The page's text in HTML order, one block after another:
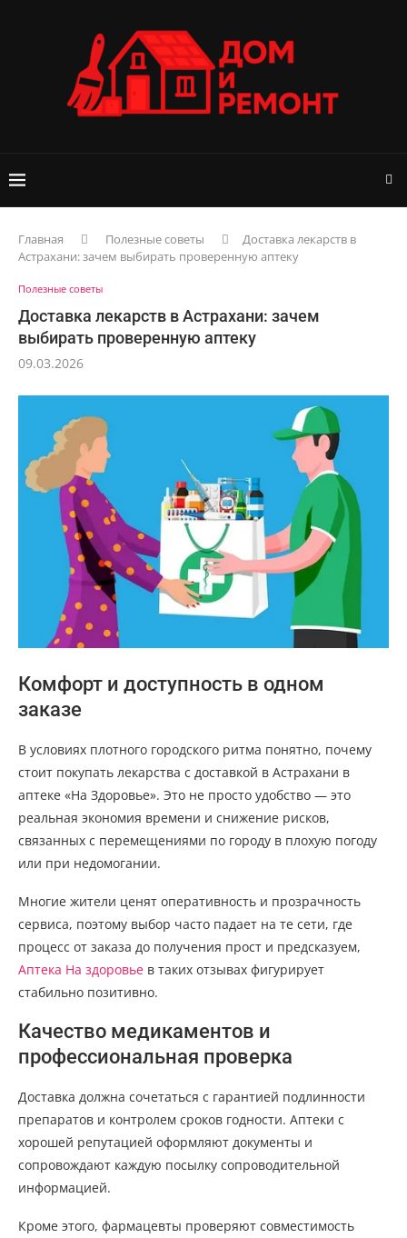
Главная Полезные советы
Доставка лекарств в
Астрахани: зачем выбирать проверенную аптеку
Полезные советы
Доставка лекарств в Астрахани: зачем
выбирать проверенную аптеку
09.03.2026
Комфорт и доступность в одном
заказе
В условиях плотного городского ритма понятно, почему
стоит покупать лекарства с доставкой в Астрахани в
аптеке «На Здоровье». Это не просто удобство — это
реальная экономия времени и снижение рисков,
связанных с перемещениями по городу в плохую погоду
или при недомогании.
Многие жители ценят оперативность и прозрачность
сервиса, поэтому выбор часто падает на те сети, где
процесс от заказа до получения прост и предсказуем,
Аптека На здоровье в таких отзывах фигурирует
стабильно позитивно.
Качество медикаментов и
профессиональная проверка
Доставка должна сочетаться с гарантией подлинности
препаратов и контролем сроков годности. Аптеки с
хорошей репутацией оформляют документы и
сопровождают каждую посылку сопроводительной
информацией.
Кроме этого, фармацевты проверяют совместимость